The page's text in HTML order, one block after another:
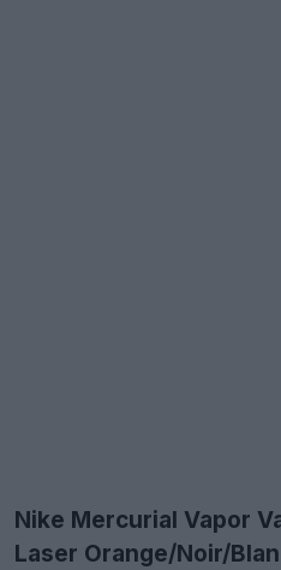
Nike Mercurial Vapor
Laser Orange/Noir/